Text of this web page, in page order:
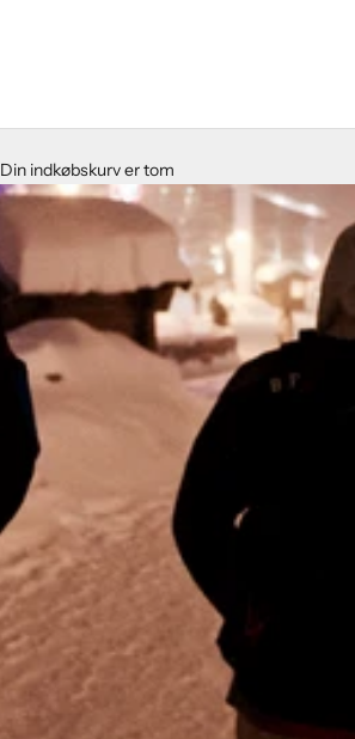
Din indkøbskurv er tom